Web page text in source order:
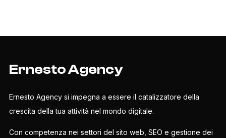
Ernesto Agency
Ernesto Agency si impegna a essere il catalizzatore della
crescita della tua attività nel mondo digitale.
Con competenza nei settori del sito web, SEO e gestione dei